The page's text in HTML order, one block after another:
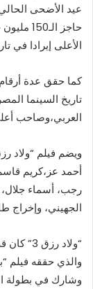
عيد الأضحى
حاجز
الأعلى إيرادا في
كما حقق عدة
تاريخ السينما
العربي،وصاحب
أحمد عز،كريم
رجب، أسماء جلال،
الجهيني، وإخراج
“ولاد
وشارك في بطولة